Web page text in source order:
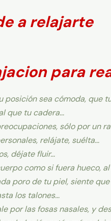
a relajarte
para
sea cómoda, que
que tu cadera…
sólo por un
relájate, suélta…
déjate fluir…
como si fuera hueco,
poro de tu piel, siente
los talones…
por las fosas nasales, y